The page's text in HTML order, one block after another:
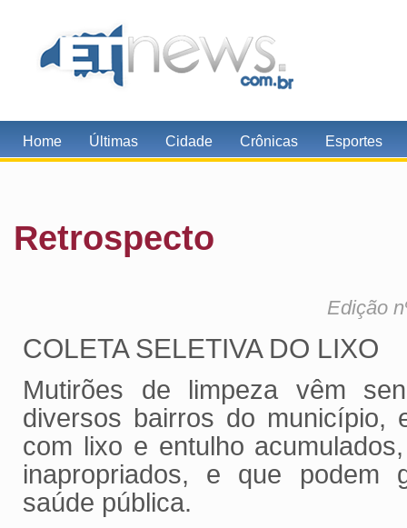
Home Últimas Cidade Crônicas Esportes
Retrospecto
Edição
COLETA SELETIVA DO LIXO
Mutirões de limpeza vêm
diversos bairros do
com lixo e entulho
inapropriados, e que podem
saúde pública.